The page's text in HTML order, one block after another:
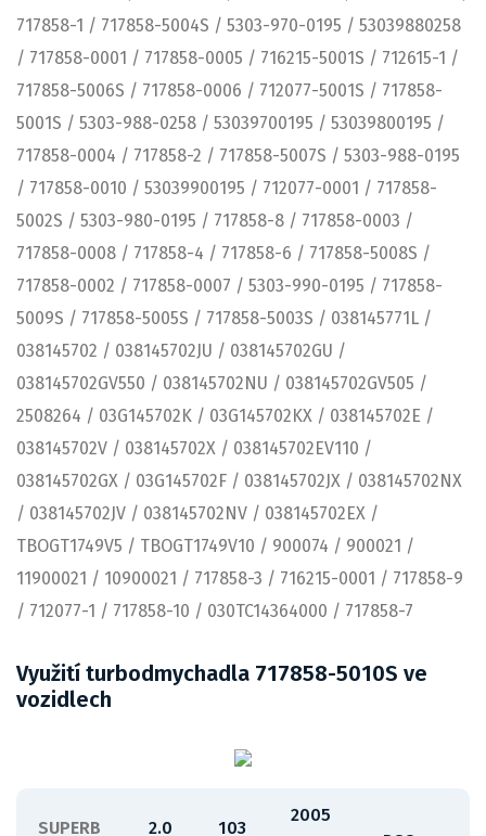
717858-1 / 717858-5004S / 5303-970-0195 / 53039880258
/ 717858-0001 / 717858-0005 / 716215-5001S / 712615-1 /
717858-5006S / 717858-0006 / 712077-5001S / 717858-
5001S / 5303-988-0258 / 53039700195 / 53039800195 /
717858-0004 / 717858-2 / 717858-5007S / 5303-988-0195
/ 717858-0010 / 53039900195 / 712077-0001 / 717858-
5002S / 5303-980-0195 / 717858-8 / 717858-0003 /
717858-0008 / 717858-4 / 717858-6 / 717858-5008S /
717858-0002 / 717858-0007 / 5303-990-0195 / 717858-
5009S / 717858-5005S / 717858-5003S / 038145771L /
038145702 / 038145702JU / 038145702GU /
038145702GV550 / 038145702NU / 038145702GV505 /
2508264 / 03G145702K / 03G145702KX / 038145702E /
038145702V / 038145702X / 038145702EV110 /
038145702GX / 03G145702F / 038145702JX / 038145702NX
/ 038145702JV / 038145702NV / 038145702EX /
TBOGT1749V5 / TBOGT1749V10 / 900074 / 900021 /
11900021 / 10900021 / 717858-3 / 716215-0001 / 717858-9
/ 712077-1 / 717858-10 / 030TC14364000 / 717858-7
Využití turbodmychadla 717858-5010S ve
vozidlech
SUPERB 2.0 103
2005